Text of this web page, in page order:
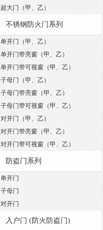
超大门（甲、乙）
不锈钢防火门系列
单开门（甲、乙）
单开门带亮窗（甲、乙）
单开门带可视窗（甲、乙）
子母门（甲、乙）
子母门带亮窗（甲、乙）
子母门带可视窗（甲、乙）
对开门（甲、乙）
对开门带亮窗（甲、乙）
对开门带可视窗（甲、乙）
防盗门系列
单开门
子母门
对开门
入户门 (防火防盗门)